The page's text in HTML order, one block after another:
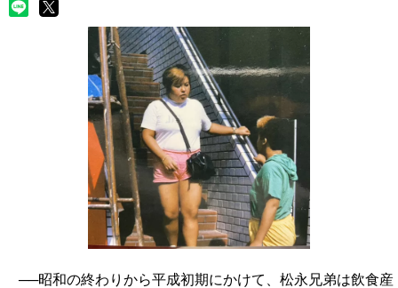
──昭和の終わりから平成初期にかけて、松永兄弟は飲食産